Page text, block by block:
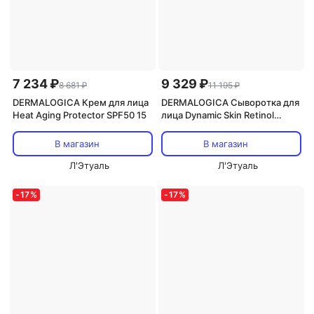
7 234 ₽8 681 ₽
DERMALOGICA Крем для лица
Heat Aging Protector SPF50 15
В магазин
Л'Этуаль
9 329 ₽11 195 ₽
DERMALOGICA Сыворотка для
лица Dynamic Skin Retinol
В магазин
Л'Этуаль
-17% -17%